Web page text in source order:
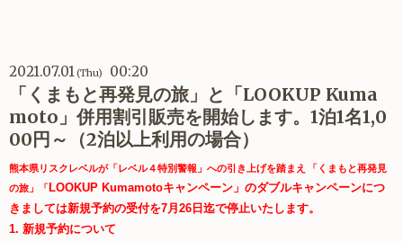
2021.07.01(Thu) 00:20
「くまもと再発見の旅」と「LOOKUP Kuma
moto」併用割引販売を開始します。1泊1名1,0
00円～（2泊以上利用の場合）
熊本県リスクレベルが「レベル４特別警報」への引き上げを踏まえ 「くまもと再発見
の旅」「LOOKUP Kumamotoキャンペーン」のダブルキャンペーンにつ
きましては新規予約の受付を7月26日迄で停止いたします。
1. 新規予約について